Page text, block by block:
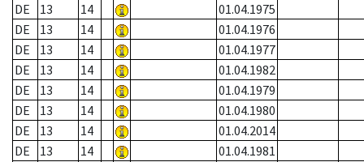
DE
13 14
01.04.1975
DE
13 14
01.04.1976
DE
13 14
01.04.1977
DE
13 14
01.04.1982
DE
13 14
01.04.1979
DE
13 14
01.04.1980
DE
13 14
01.04.2014
DE
13 14 01.04.1981